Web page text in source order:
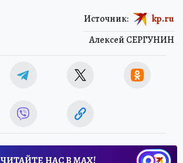
Алексей СЕРГУНИН
Источник: kp.ru